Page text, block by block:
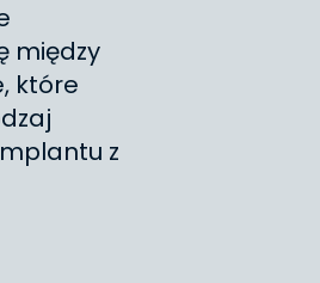
między
które
z